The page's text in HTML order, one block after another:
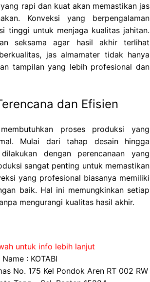
rapi dan kuat akan memastikan jas
Konveksi yang berpengalaman
tinggi untuk menjaga kualitas jahitan.
seksama agar hasil akhir terlihat
jas almamater tidak hanya
tampilan yang lebih profesional dan
dan Efisien
proses produksi yang
Mulai dari tahap desain hingga
dengan perencanaan yang
sangat penting untuk memastikan
yang profesional biasanya memiliki
baik. Hal ini memungkinkan setiap
mengurangi kualitas hasil akhir.
untuk info lebih lanjut
: KOTABI
No. 175 Kel Pondok Aren RT 002 RW